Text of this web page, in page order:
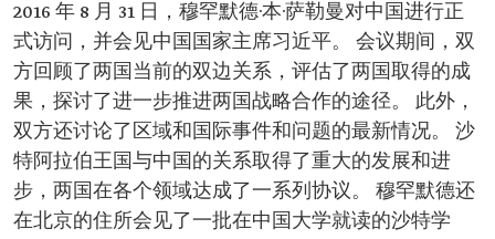
2016 年 8 月 31 日，穆罕默德·本·萨勒曼对中国进行正
式访问，并会见中国国家主席习近平。 会议期间，双
方回顾了两国当前的双边关系，评估了两国取得的成
果，探讨了进一步推进两国战略合作的途径。 此外，
双方还讨论了区域和国际事件和问题的最新情况。 沙
特阿拉伯王国与中国的关系取得了重大的发展和进
步，两国在各个领域达成了一系列协议。 穆罕默德还
在北京的住所会见了一批在中国大学就读的沙特学